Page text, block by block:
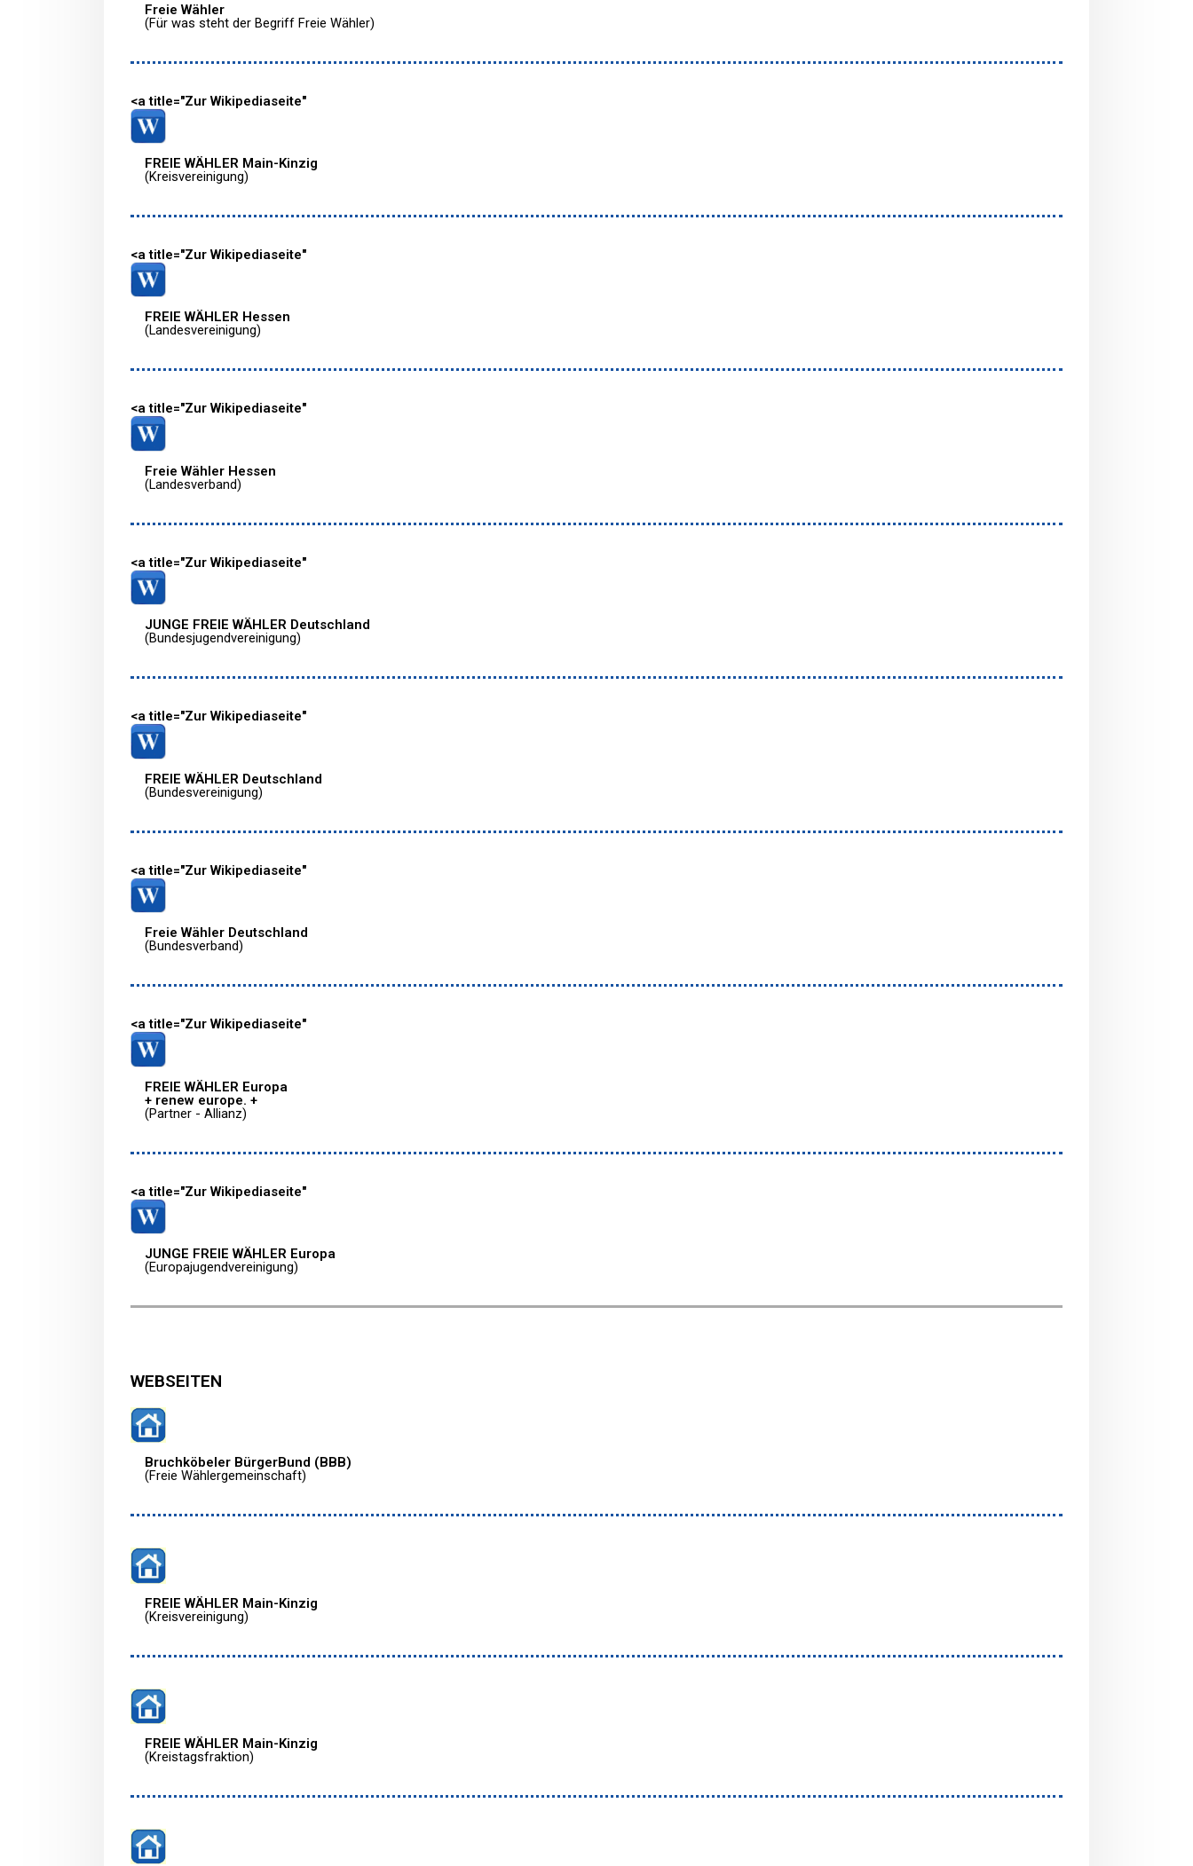
Freie Wähler
(Für was steht der Begriff Freie Wähler)
<a title="Zur Wikipediaseite"
FREIE WÄHLER Main-Kinzig
(Kreisvereinigung)
<a title="Zur Wikipediaseite"
FREIE WÄHLER Hessen
(Landesvereinigung)
<a title="Zur Wikipediaseite"
Freie Wähler Hessen
(Landesverband)
<a title="Zur Wikipediaseite"
JUNGE FREIE WÄHLER Deutschland
(Bundesjugendvereinigung)
<a title="Zur Wikipediaseite"
FREIE WÄHLER Deutschland
(Bundesvereinigung)
<a title="Zur Wikipediaseite"
Freie Wähler Deutschland
(Bundesverband)
<a title="Zur Wikipediaseite"
FREIE WÄHLER Europa
+ renew europe. +
(Partner - Allianz)
<a title="Zur Wikipediaseite"
JUNGE FREIE WÄHLER Europa
(Europajugendvereinigung)
WEBSEITEN
Bruchköbeler BürgerBund (BBB)
(Freie Wählergemeinschaft)
FREIE WÄHLER Main-Kinzig
(Kreisvereinigung)
FREIE WÄHLER Main-Kinzig
(Kreistagsfraktion)